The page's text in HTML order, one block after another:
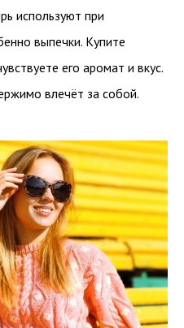
используют при
выпечки. Купите
его аромат и вкус.
влечёт за собой.